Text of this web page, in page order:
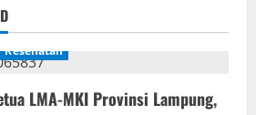
Kesehatan
LMA-MKI Provinsi Lampung,